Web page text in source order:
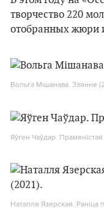
творчество 220
отобранных жюри
Вольга Мішанава. Ззянне
Яўген Чаўдар.
Наталля Язерская. Раніца